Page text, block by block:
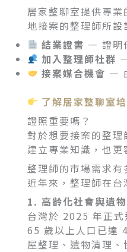
居家整聊室提供專
地接案的整理師所
結業證書 — 證明
加入整理師社群
接案媒合機會 —
了解居家整聊室
證照重要嗎？
對於想要接案的整理
建立專業知識，也更
整理師的市場需求有
近年來，整理師在台
1. 高齡化社會與遺
台灣於 2025 年正
65 歲以上人口已達
屋整理、遺物清理